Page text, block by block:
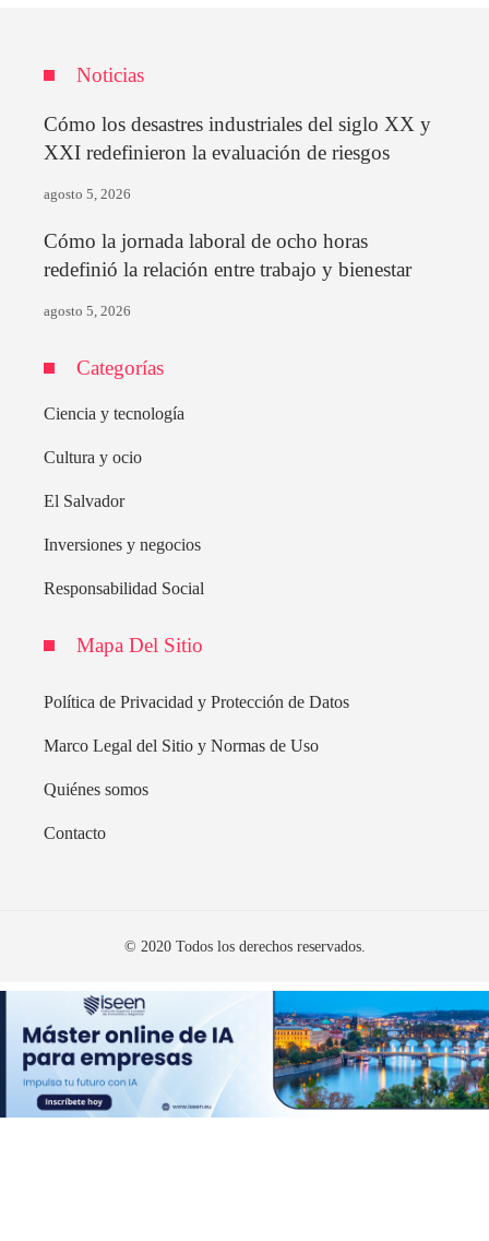
Noticias
Cómo los desastres industriales del siglo XX y
XXI redefinieron la evaluación de riesgos
agosto 5, 2026
Cómo la jornada laboral de ocho horas
redefinió la relación entre trabajo y bienestar
agosto 5, 2026
Categorías
Ciencia y tecnología
Cultura y ocio
El Salvador
Inversiones y negocios
Responsabilidad Social
Mapa Del Sitio
Política de Privacidad y Protección de Datos
Marco Legal del Sitio y Normas de Uso
Quiénes somos
Contacto
© 2020 Todos los derechos reservados.